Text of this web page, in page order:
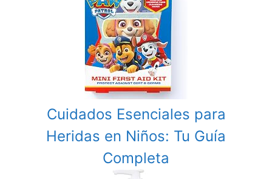
Cuidados Esenciales para
Heridas en Niños: Tu Guía
Completa